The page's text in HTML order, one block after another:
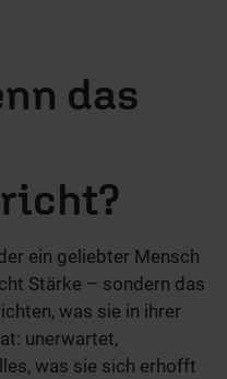
das
ein geliebter Mensch
Stärke – sondern das
was sie in ihrer
unerwartet,
was sie sich erhofft